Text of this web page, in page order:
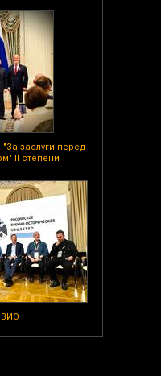
заслуги перед
II степени